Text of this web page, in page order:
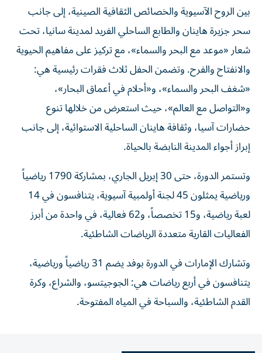
بين الروح الآسيوية والخصائص الثقافية الصينية، إلى جانب
سحر جزيرة هاينان والطابع الساحلي الفريد لمدينة سانيا، تحت
شعار «موعد مع البحر والسماء»، مع تركيز على مفاهيم الحيوية
والانفتاح والفرح. وتضمن الحفل ثلاث فقرات رئيسية هي:
«شغف البحر والسماء»، و«أحلام في أعماق البحار»،
و«التواصل مع العالم»، حيث استعرض من خلالها تنوع
حضارات آسيا، وثقافة هاينان الساحلية الاستوائية، إلى جانب
إبراز أجواء المدينة النابضة بالحياة.
وتستمر الدورة، حتى 30 إبريل الجاري، بمشاركة 1790 رياضياً
ورياضية يمثلون 45 لجنة أولمبية آسيوية، يتنافسون في 14
لعبة رياضية، و15 تخصصاً، و62 فعالية، في واحدة من أبرز
الفعاليات القارية متعددة الرياضات الشاطئية.
وتشارك الإمارات في الدورة بوفد يضم 31 رياضياً ورياضية،
يتنافسون في أربع رياضات هي: الجوجيتسو، والشراع، وكرة
القدم الشاطئية، والسباحة في المياه المفتوحة.